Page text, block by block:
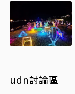
udn討論區